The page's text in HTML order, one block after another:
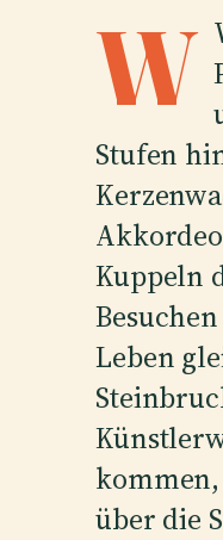
W
Stufen
Kuppeln
Leben
über die